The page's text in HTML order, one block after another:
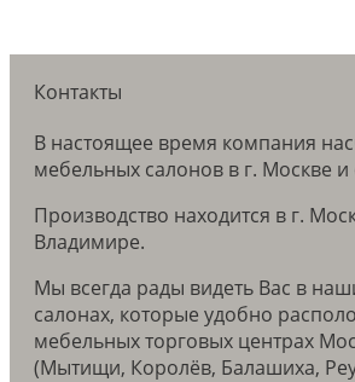
Контакты
В настоящее время компания
мебельных салонов в г. Москве и
Производство находится в г.
Владимире.
Мы всегда рады видеть Вас в
салонах, которые удобно
мебельных торговых центрах
(Мытищи, Королёв, Балашиха,